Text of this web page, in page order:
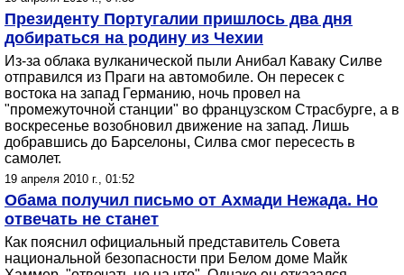
Президенту Португалии пришлось два дня
добираться на родину из Чехии
Из-за облака вулканической пыли Анибал Каваку Силве
отправился из Праги на автомобиле. Он пересек с
востока на запад Германию, ночь провел на
"промежуточной станции" во французском Страсбурге, а в
воскресенье возобновил движение на запад. Лишь
добравшись до Барселоны, Силва смог пересесть в
самолет.
19 апреля 2010 г., 01:52
Обама получил письмо от Ахмади Нежада. Но
отвечать не станет
Как пояснил официальный представитель Совета
национальной безопасности при Белом доме Майк